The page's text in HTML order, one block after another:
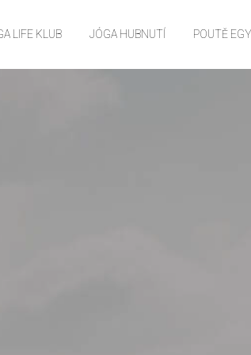
LIFE KLUB JÓGA HUBNUTÍ POUTĚ